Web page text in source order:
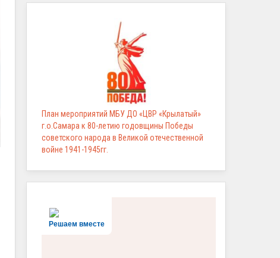
План мероприятий МБУ ДО «ЦВР «Крылатый»
г.о.Самара к 80-летию годовщины Победы
советского народа в Великой отечественной
войне 1941-1945гг.
Решаем вместе